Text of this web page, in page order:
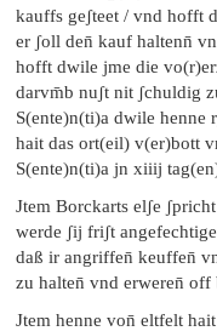
kauffs geʃteet / vnd hofft
er ʃoll den̄ kauf haltenn̄
hofft dwile jme die
darvm̄b nuʃt nit ʃchuldig
S(ente)n(ti)a dwile henne
hait das ort(eil) v(er)bott
S(ente)n(ti)a jn xiiij
Jtem Borckarts elʃe
werde ʃij friʃt
daß ir angriffen̄ keuffen̄
zu halten̄ vnd erweren̄ off
Jtem henne von̄ eltfelt